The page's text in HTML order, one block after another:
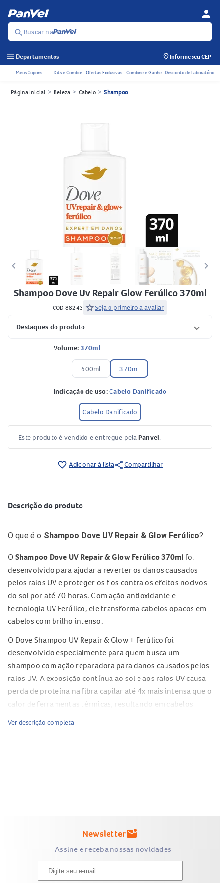
search Buscar na
person
menu Departamentos Informe seu CEP
Acessos rápidos do cabeçalho
Meus Cupons Kits e Combos Ofertas Exclusivas Combine e Ganhe Desconto de Laboratório
Página Inicial > Beleza > Cabelo > Shampoo
keyboard_arrow_left keyboard_arrow_right
Shampoo Dove Uv Repair Glow Ferúlico 370ml
COD 88243 starSeja o primeiro a avaliar
Destaques do produto
Volume: 370ml
600ml 370ml
Indicação de uso:Cabelo Danificado
Cabelo Danificado
Este produto é vendido e entregue pela Panvel.
favorite_border Adicionar à listashareCompartilhar
Descrição do produto
O que é o Shampoo Dove UV Repair & Glow Ferúlico?
O Shampoo Dove UV Repair & Glow Ferúlico 370ml foi
desenvolvido para ajudar a reverter os danos causados
pelos raios UV e proteger os fios contra os efeitos nocivos
do sol por até 70 horas. Com ação antioxidante e
tecnologia UV Ferúlico, ele transforma cabelos opacos em
cabelos com brilho intenso.
O Dove Shampoo UV Repair & Glow + Ferúlico foi
desenvolvido especialmente para quem busca um
shampoo com ação reparadora para danos causados pelos
raios UV. A exposição contínua ao sol e aos raios UV causa
perda de proteína na fibra capilar até 4x mais intensa que o
calor de ferramentas térmicas, resultando em cabelos
Com a nova e exclusiva tecnologia UV Ferúlico, Dove atua
como um verdadeiro escudo contra os danos solares,
reparando até 99% dos danos acumulados por raios UV*.
Ver descrição completa
Newslettermark_email_unread
Assine e receba nossas novidades